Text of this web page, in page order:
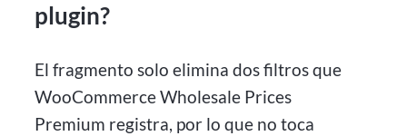
plugin?
El fragmento solo elimina dos filtros que
WooCommerce Wholesale Prices
Premium registra, por lo que no toca